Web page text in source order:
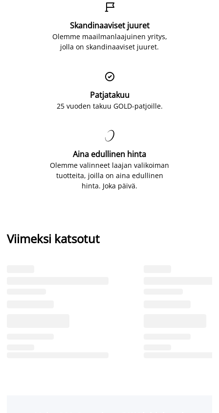

Skandinaaviset juuret
Olemme maailmanlaajuinen yritys,
jolla on skandinaaviset juuret.

Patjatakuu
25 vuoden takuu GOLD-patjoille.

Aina edullinen hinta
Olemme valinneet laajan valikoiman
tuotteita, joilla on aina edullinen
hinta. Joka päivä.
Viimeksi katsotut